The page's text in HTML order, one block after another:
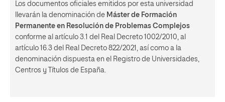
Los documentos oficiales emitidos por esta universidad
llevarán la denominación de Máster de Formación
Permanente en Resolución de Problemas Complejos
conforme al artículo 3.1 del Real Decreto 1002/2010, al
artículo 16.3 del Real Decreto 822/2021, así como a la
denominación dispuesta en el Registro de Universidades,
Centros y Títulos de España.